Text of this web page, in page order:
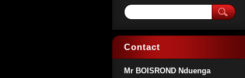
Contact
Mr BOISROND Nduenga